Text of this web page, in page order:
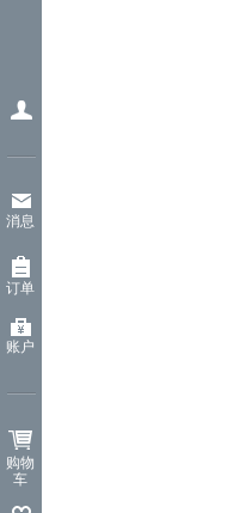
消息
订单
账户
购物
车